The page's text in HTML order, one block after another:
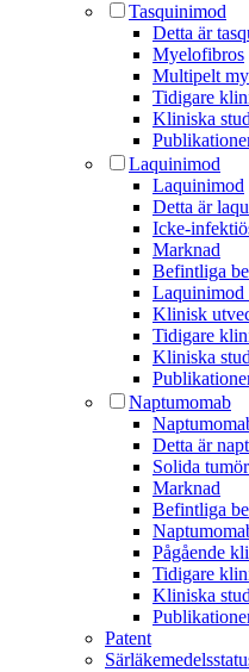
Tasquinimod
Detta är
Myelofibros
Multipelt
Tidigare
Kliniska
Laquinimod
Laquinimod
Detta är
Icke-
Marknad
Befintliga
Laquinimod
Klinisk
Tidigare
Kliniska
Naptumomab
Detta är
Solida
Marknad
Befintliga
Pågående
Tidigare
Kliniska
Patent